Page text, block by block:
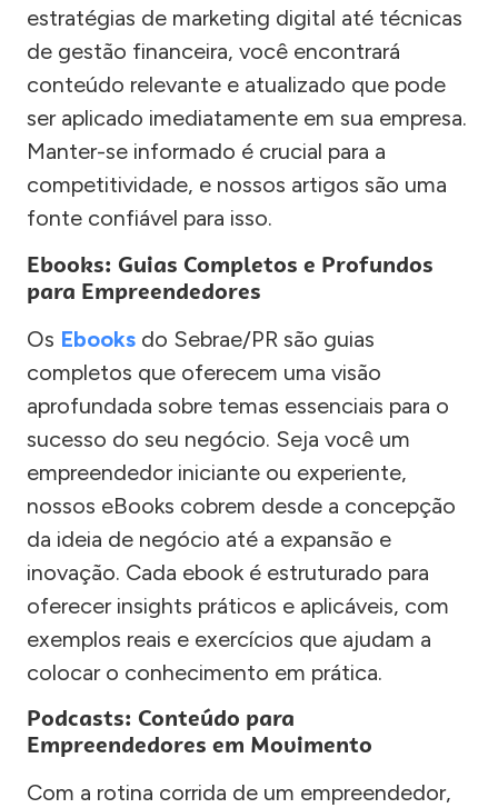
estratégias de marketing digital até técnicas
de gestão financeira, você encontrará
conteúdo relevante e atualizado que pode
ser aplicado imediatamente em sua empresa.
Manter-se informado é crucial para a
competitividade, e nossos artigos são uma
fonte confiável para isso.
Ebooks: Guias Completos e Profundos
para Empreendedores
Os Ebooks do Sebrae/PR são guias
completos que oferecem uma visão
aprofundada sobre temas essenciais para o
sucesso do seu negócio. Seja você um
empreendedor iniciante ou experiente,
nossos eBooks cobrem desde a concepção
da ideia de negócio até a expansão e
inovação. Cada ebook é estruturado para
oferecer insights práticos e aplicáveis, com
exemplos reais e exercícios que ajudam a
colocar o conhecimento em prática.
Podcasts: Conteúdo para
Empreendedores em Movimento
Com a rotina corrida de um empreendedor,